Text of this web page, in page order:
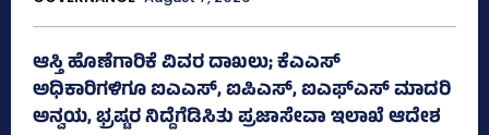
ಆಸ್ತಿ ಹೊಣೆಗಾರಿಕೆ ವಿವರ ದಾಖಲು; ಕೆಎಎಸ್
ಅಧಿಕಾರಿಗಳಿಗೂ ಐಎಎಸ್‌, ಐಪಿಎಸ್‌, ಐಎಫ್‌ಎಸ್‌ ಮಾದರಿ
ಅನ್ವಯ, ಭ್ರಷ್ಟರ ನಿದ್ದೆಗೆಡಿಸಿತು ಪ್ರಜಾಸೇವಾ ಇಲಾಖೆ ಆದೇಶ